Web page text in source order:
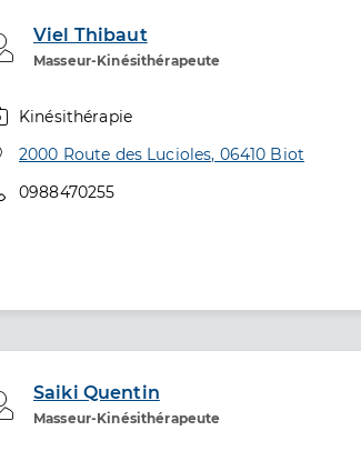
Viel Thibaut
Masseur-Kinésithérapeute
Professionel de santé
Kinésithérapie
Adresse
2000 Route des Lucioles, 06410 Biot
Téléphone
0988470255
Saiki Quentin
Masseur-Kinésithérapeute
Professionel de santé